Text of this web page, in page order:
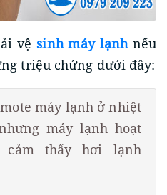
vệsinh máy lạnhnếu
triệu chứng dưới đây:
máy lạnh ở nhiệt
máy lạnh hoạt
cảm thấy hơi lạnh